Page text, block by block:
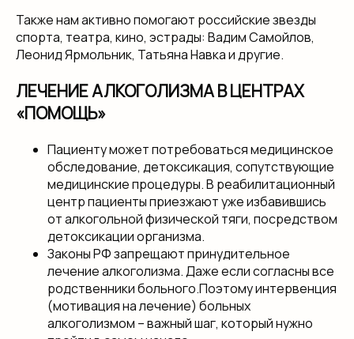
Также нам активно помогают российские звезды
спорта, театра, кино, эстрады: Вадим Самойлов,
Леонид Ярмольник, Татьяна Навка и другие.
ЛЕЧЕНИЕ АЛКОГОЛИЗМА В ЦЕНТРАХ
«ПОМОЩЬ»
Пациенту может потребоваться медицинское
обследование, детоксикация, сопутствующие
медицинские процедуры. В реабилитационный
центр пациенты приезжают уже избавившись
от алкогольной физической тяги, посредством
детоксикации организма.
Законы РФ запрещают принудительное
лечение алкоголизма. Даже если согласны все
родственники больного.Поэтому интервенция
(мотивация на лечение) больных
алкоголизмом – важный шаг, который нужно